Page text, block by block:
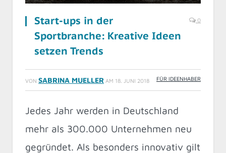
Start-ups in der
Sportbranche: Kreative Ideen
setzen Trends
0
VON SABRINA MUELLER AM 18. JUNI 2018 FÜR IDEENHABER
Jedes Jahr werden in Deutschland
mehr als 300.000 Unternehmen neu
gegründet. Als besonders innovativ gilt